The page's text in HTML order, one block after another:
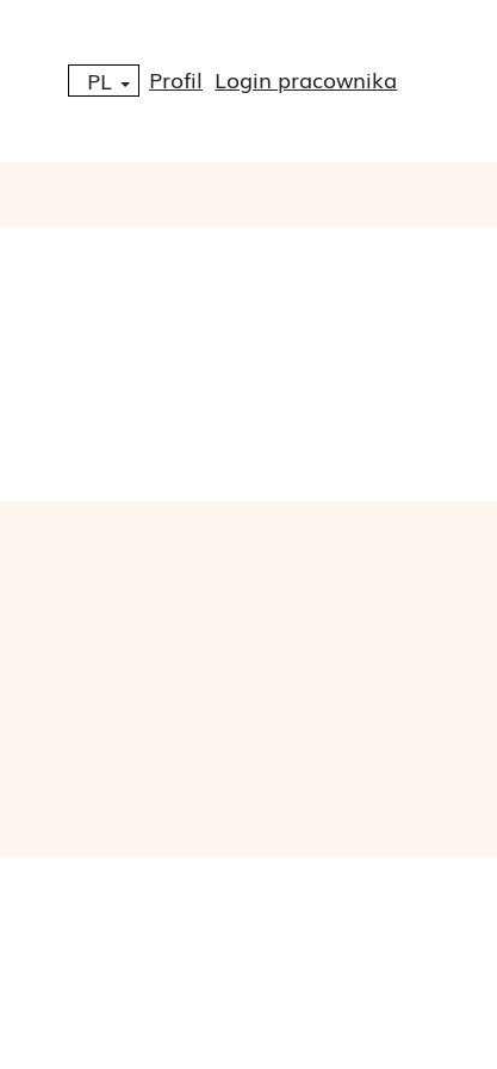
PL Profil Login pracownika